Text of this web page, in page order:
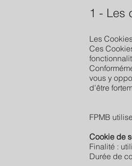
1 - Les
Les
Ces
vous y
d’être
FPMB
Cookie de
Finalité :
Durée de